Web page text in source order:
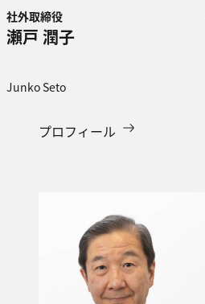
社外取締役
瀬戸 潤子
Junko Seto
プロフィール